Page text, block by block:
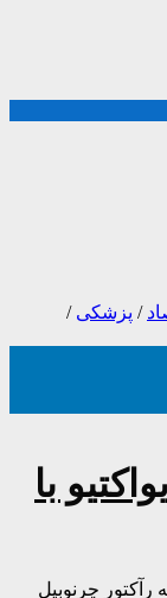
/ پزشکی /
با
رآکتور چرنوبیل